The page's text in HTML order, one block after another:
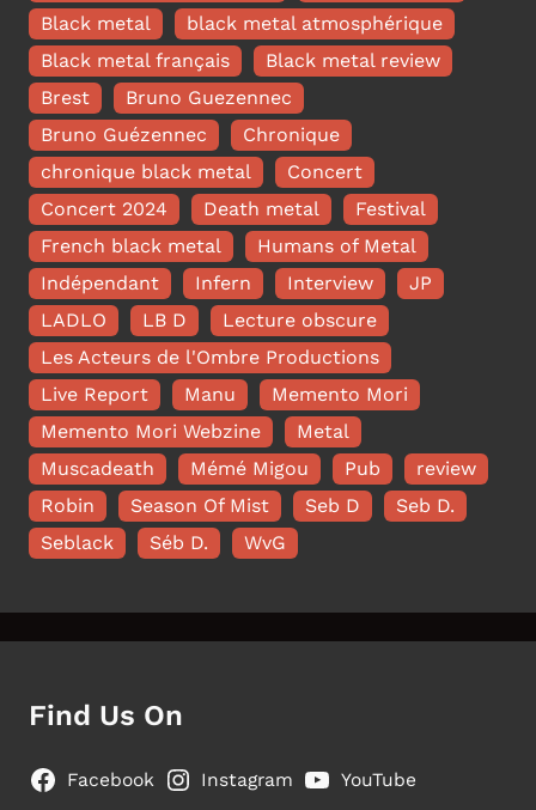
Black metal
black metal atmosphérique
Black metal français
Black metal review
Brest
Bruno Guezennec
Bruno Guézennec
Chronique
chronique black metal
Concert
Concert 2024
Death metal
Festival
French black metal
Humans of Metal
Indépendant
Infern Interview
JP
LADLO
LB D
Lecture obscure
Les Acteurs de l'Ombre Productions
Live Report
Manu
Memento Mori
Memento Mori Webzine
Metal
Muscadeath
Mémé Migou Pub
review
Robin
Season Of Mist Seb D
Seb D.
Seblack
Séb D. WvG
Find Us On
Facebook Instagram YouTube